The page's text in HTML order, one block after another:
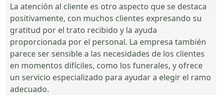
La atención al cliente es otro aspecto que se destaca
positivamente, con muchos clientes expresando su
gratitud por el trato recibido y la ayuda
proporcionada por el personal. La empresa también
parece ser sensible a las necesidades de los clientes
en momentos difíciles, como los funerales, y ofrece
un servicio especializado para ayudar a elegir el ramo
adecuado.